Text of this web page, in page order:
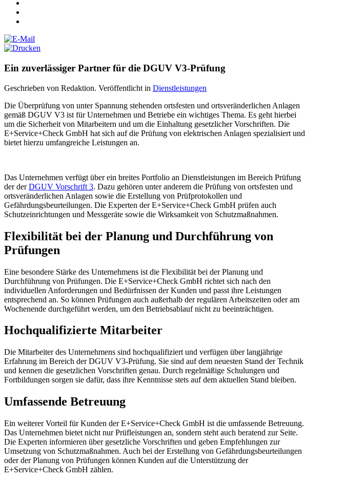
Ein zuverlässiger Partner für die DGUV V3-Prüfung
Geschrieben von Redaktion. Veröffentlicht in Dienstleistungen
Die Überprüfung von unter Spannung stehenden ortsfesten und ortsveränderlichen Anlagen
gemäß DGUV V3 ist für Unternehmen und Betriebe ein wichtiges Thema. Es geht hierbei
um die Sicherheit von Mitarbeitern und um die Einhaltung gesetzlicher Vorschriften. Die
E+Service+Check GmbH hat sich auf die Prüfung von elektrischen Anlagen spezialisiert und
bietet hierzu umfangreiche Leistungen an.
Das Unternehmen verfügt über ein breites Portfolio an Dienstleistungen im Bereich Prüfung
der derDGUV Vorschrift 3. Dazu gehören unter anderem die Prüfung von ortsfesten und
ortsveränderlichen Anlagen sowie die Erstellung von Prüfprotokollen und
Gefährdungsbeurteilungen. Die Experten der E+Service+Check GmbH prüfen auch
Schutzeinrichtungen und Messgeräte sowie die Wirksamkeit von Schutzmaßnahmen.
Flexibilität bei der Planung und Durchführung von
Prüfungen
Eine besondere Stärke des Unternehmens ist die Flexibilität bei der Planung und
Durchführung von Prüfungen. Die E+Service+Check GmbH richtet sich nach den
individuellen Anforderungen und Bedürfnissen der Kunden und passt ihre Leistungen
entsprechend an. So können Prüfungen auch außerhalb der regulären Arbeitszeiten oder am
Wochenende durchgeführt werden, um den Betriebsablauf nicht zu beeinträchtigen.
Hochqualifizierte Mitarbeiter
Die Mitarbeiter des Unternehmens sind hochqualifiziert und verfügen über langjährige
Erfahrung im Bereich der DGUV V3-Prüfung. Sie sind auf dem neuesten Stand der Technik
und kennen die gesetzlichen Vorschriften genau. Durch regelmäßige Schulungen und
Fortbildungen sorgen sie dafür, dass ihre Kenntnisse stets auf dem aktuellen Stand bleiben.
Umfassende Betreuung
Ein weiterer Vorteil für Kunden der E+Service+Check GmbH ist die umfassende Betreuung.
Das Unternehmen bietet nicht nur Prüfleistungen an, sondern steht auch beratend zur Seite.
Die Experten informieren über gesetzliche Vorschriften und geben Empfehlungen zur
Umsetzung von Schutzmaßnahmen. Auch bei der Erstellung von Gefährdungsbeurteilungen
oder der Planung von Prüfungen können Kunden auf die Unterstützung der
E+Service+Check GmbH zählen.